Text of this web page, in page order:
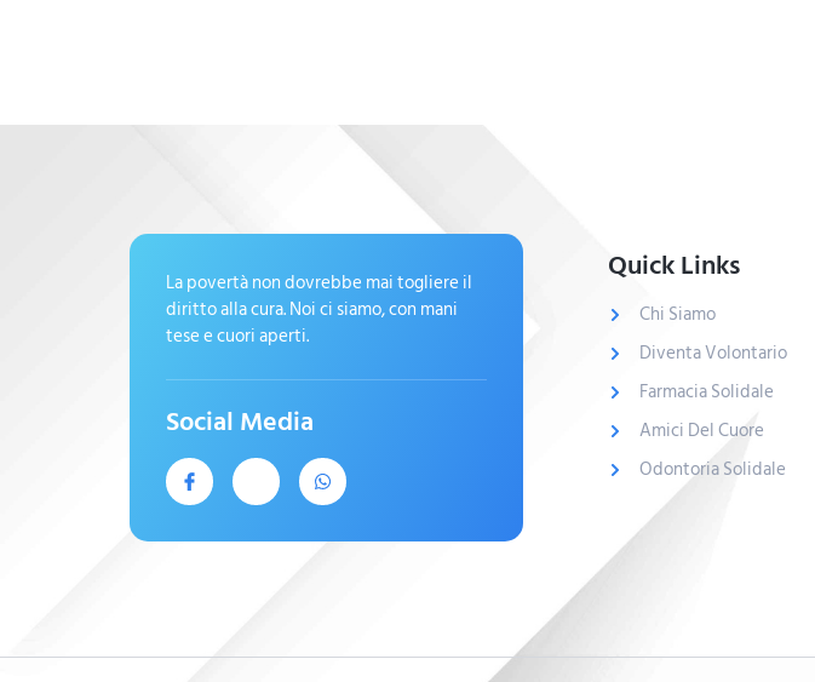
La povertà non dovrebbe mai togliere il
diritto alla cura. Noi ci siamo, con mani
tese e cuori aperti.
Social Media
Quick Links
Chi Siamo
Diventa Volontario
Farmacia Solidale
Amici Del Cuore
Odontoria Solidale